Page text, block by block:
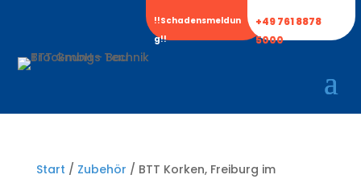
!!Schadensmeldun
g!!
+49 761 8878
5000
Start / Zubehör / BTT Korken, Freiburg im